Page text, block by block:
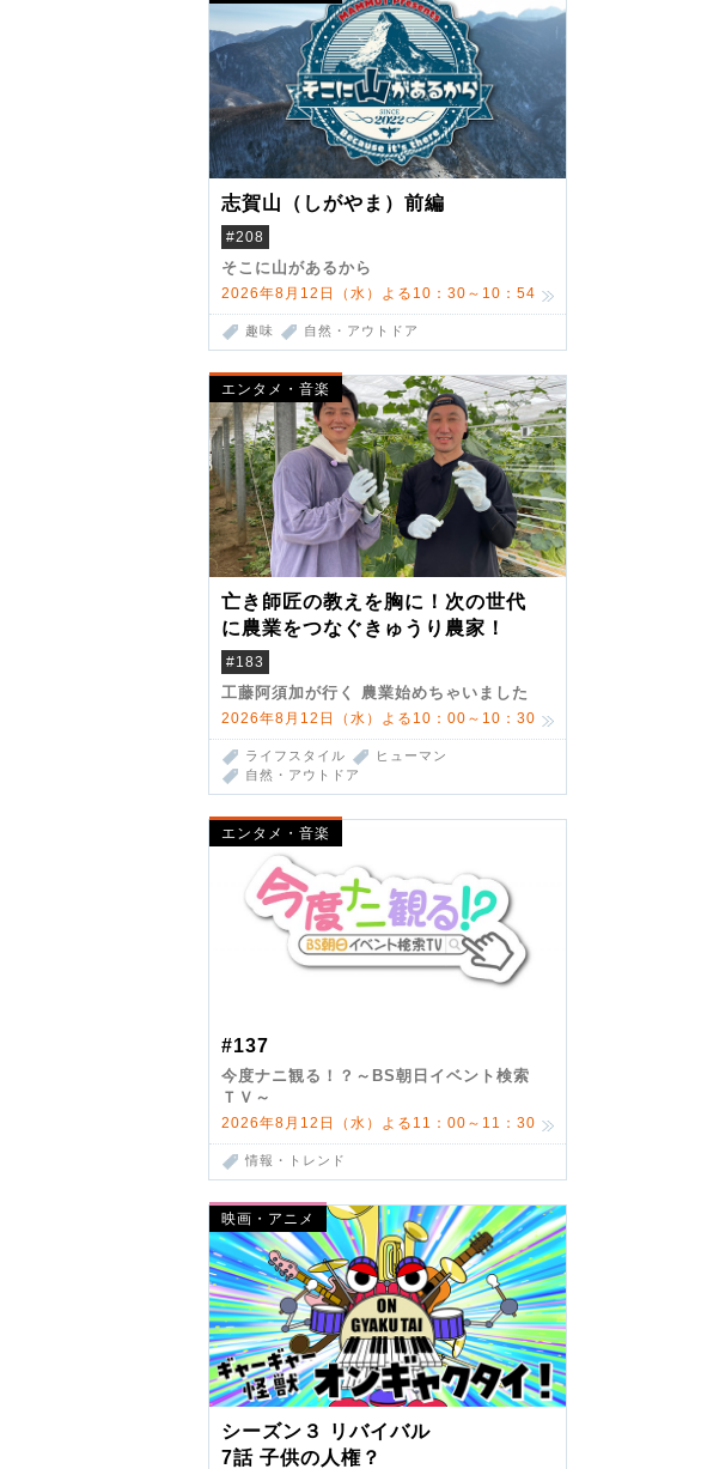
志賀山（しがやま）前編
#208
そこに山があるから
2026年8月12日（水）よる10：30～10：54
趣味 自然・アウトドア
エンタメ・音楽
亡き師匠の教えを胸に！次の世代
に農業をつなぐきゅうり農家！
#183
工藤阿須加が行く 農業始めちゃいました
2026年8月12日（水）よる10：00～10：30
ライフスタイル
ヒューマン
自然・アウトドア
エンタメ・音楽
#137
今度ナニ観る！？～BS朝日イベント検索
ＴＶ～
2026年8月12日（水）よる11：00～11：30
情報・トレンド
映画・アニメ
シーズン３ リバイバル
7話 子供の人権？